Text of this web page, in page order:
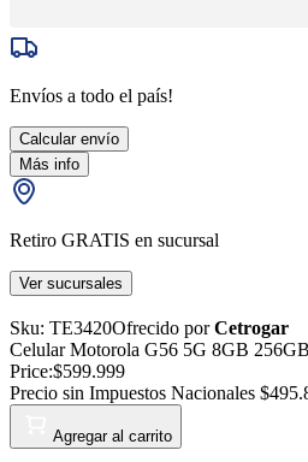
Envíos a todo el país!
Calcular envío
Más info
Retiro GRATIS en sucursal
Ver sucursales
Sku: TE3420Ofrecido porCetrogar
Celular Motorola G56 5G 8GB
Price:$599.999
Precio sin Impuestos Nacionales
Agregar al carrito